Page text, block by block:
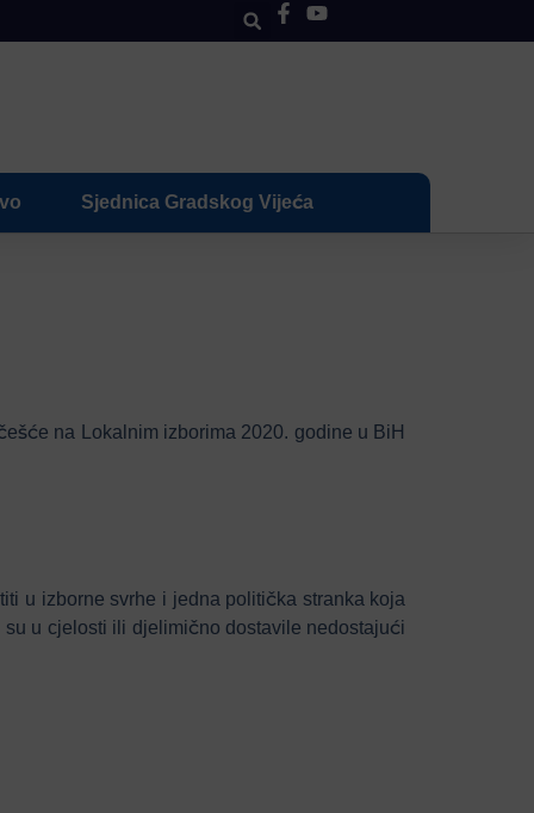
Sjednica Gradskog Vijeća
na Lokalnim izborima 2020. godine u BiH
u izborne svrhe i jedna politička stranka koja
u cjelosti ili djelimično dostavile nedostajući